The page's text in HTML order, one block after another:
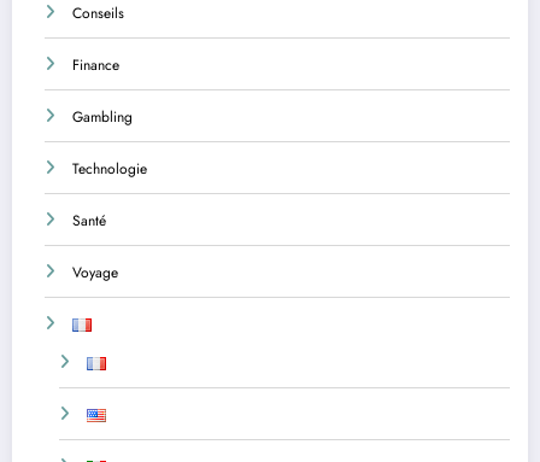
Conseils
Finance
Gambling
Technologie
Santé
Voyage